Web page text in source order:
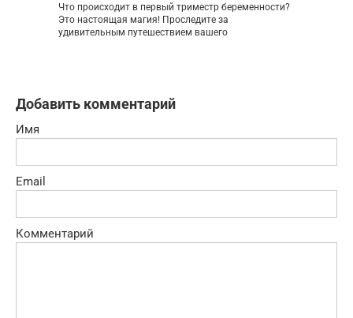
Что происходит в первый триместр беременности?
Это настоящая магия! Проследите за
удивительным путешествием вашего
Добавить комментарий
Имя
Email
Комментарий